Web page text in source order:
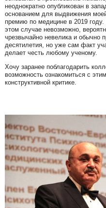
неоднократно опубликован в
основанием для выдвижения
премию по медицине в 2019
этом случае невозможно,
чрезвычайно невелика и обычно
десятилетия, но уже сам факт
делает честь любому ученому.
Хочу заранее поблагодарить
возможность ознакомиться с
конструктивной критике.